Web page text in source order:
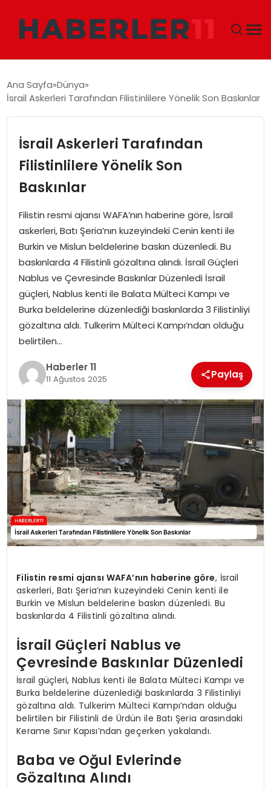
EKONOMI
SIYASET
EĞITIM
MAGAZIN
SPOR
YAŞAM
Ana Sayfa Dünya
İsrail Askerleri Tarafından Filistinlilere Yönelik Son Baskınlar
İsrail Askerleri Tarafından
Filistinlilere Yönelik Son
Baskınlar
Filistin resmi ajansı WAFA’nın haberine göre, İsrail
askerleri, Batı Şeria’nın kuzeyindeki Cenin kenti ile
Burkin ve Mislun beldelerine baskın düzenledi. Bu
baskınlarda 4 Filistinli gözaltına alındı. İsrail Güçleri
Nablus ve Çevresinde Baskınlar Düzenledi İsrail
güçleri, Nablus kenti ile Balata Mülteci Kampı ve
Burka beldelerine düzenlediği baskınlarda 3 Filistinliyi
gözaltına aldı. Tulkerim Mülteci Kampı’ndan olduğu
belirtilen…
Haberler 11
11 Ağustos 2025 Paylaş
Filistin resmi ajansı WAFA’nın haberine göre, İsrail
askerleri, Batı Şeria’nın kuzeyindeki Cenin kenti ile
Burkin ve Mislun beldelerine baskın düzenledi. Bu
baskınlarda 4 Filistinli gözaltına alındı.
İsrail Güçleri Nablus ve
Çevresinde Baskınlar Düzenledi
İsrail güçleri, Nablus kenti ile Balata Mülteci Kampı ve
Burka beldelerine düzenlediği baskınlarda 3 Filistinliyi
gözaltına aldı. Tulkerim Mülteci Kampı’ndan olduğu
belirtilen bir Filistinli de Ürdün ile Batı Şeria arasındaki
Kerame Sınır Kapısı’ndan geçerken yakalandı.
Baba ve Oğul Evlerinde
Gözaltına Alındı